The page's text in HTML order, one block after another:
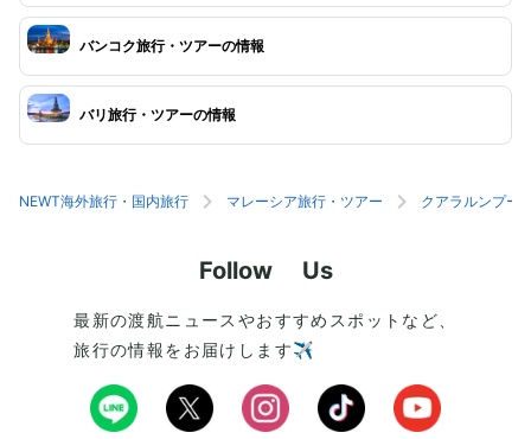
バンコク旅行・ツアーの情報
バリ旅行・ツアーの情報
NEWT海外旅行・国内旅行 マレーシア旅行・ツアー クアラルンプー
Follow Us
最新の渡航ニュースやおすすめスポットなど、
旅行の情報をお届けします✈️